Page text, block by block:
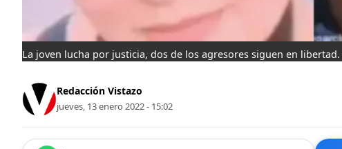
La joven lucha por justicia, dos de los agresores siguen en libertad.
Redacción Vistazo
jueves, 13 enero 2022 - 15:02